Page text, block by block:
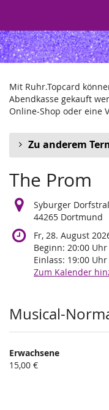
Inhalt
springen
Mit Ruhr.Topcard
Abendkasse gekauft
Online-Shop oder eine
Zu anderem
The Prom
Syburger
44265 Dortmund
Fr, 28. August
Beginn: 20:00 Uhr
Einlass: 19:00 Uhr
Zum Kalender
Produkte
Musical-
Erwachsene
15,00 €